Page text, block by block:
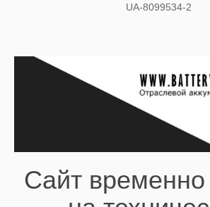
UA-8099534-2
Сайт временно